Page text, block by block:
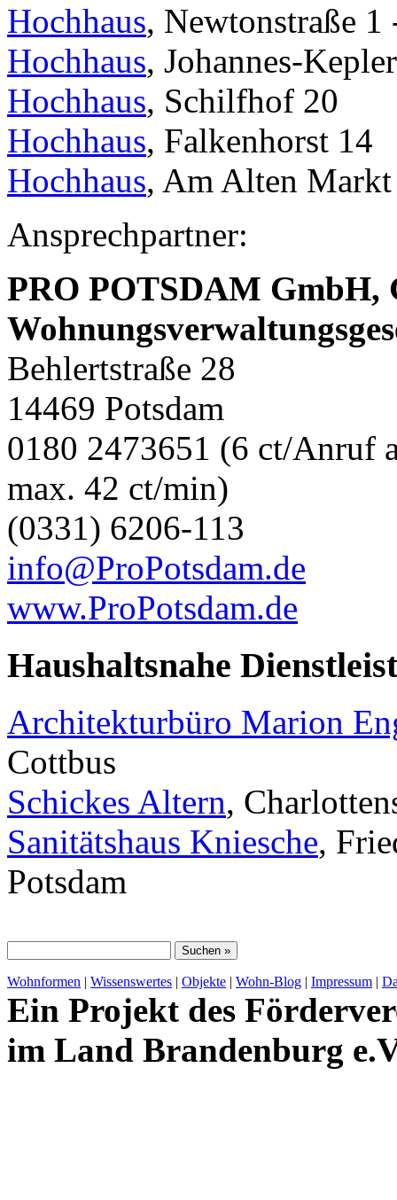
Hochhaus, Newtonstraße 1
Hochhaus, Johannes-
Hochhaus, Schilfhof 20
Hochhaus, Falkenhorst 14
Hochhaus, Am Alten
Ansprechpartner:
PRO POTSDAM GmbH,
Behlertstraße 28
14469 Potsdam
0180 2473651 (6 ct/Anruf
max. 42 ct/min)
(0331) 6206-113
info@ProPotsdam.de
www.ProPotsdam.de
Haushaltsnahe
Architekturbüro Marion
Cottbus
Schickes Altern,
Sanitätshaus Kniesche,
Potsdam
Wohnformen | Wissenswertes | Objekte | Wohn-Blog | Impressum |
Ein Projekt des
im Land Brandenburg